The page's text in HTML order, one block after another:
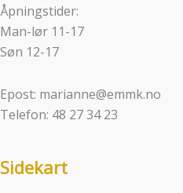
Åpningstider:
Man-lør 11-17
Søn 12-17
Epost: marianne@emmk.no
Telefon: 48 27 34 23
Sidekart